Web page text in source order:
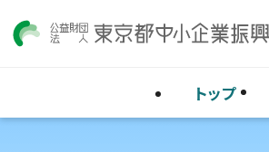
トップ